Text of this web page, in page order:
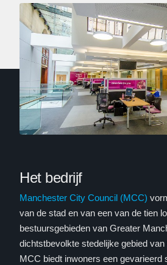
Het bedrijf
Manchester City Council (MCC)
van de stad en van een van de tien
bestuursgebieden van Greater
dichtstbevolkte stedelijke gebied
MCC biedt inwoners een gevarieerd